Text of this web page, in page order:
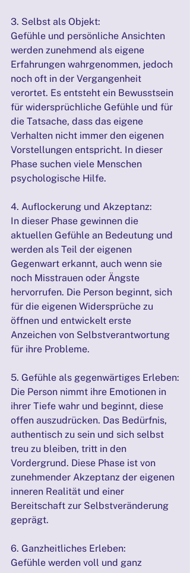
3. Selbst als Objekt:
Gefühle und persönliche Ansichten
werden zunehmend als eigene
Erfahrungen wahrgenommen, jedoch
noch oft in der Vergangenheit
verortet. Es entsteht ein Bewusstsein
für widersprüchliche Gefühle und für
die Tatsache, dass das eigene
Verhalten nicht immer den eigenen
Vorstellungen entspricht. In dieser
Phase suchen viele Menschen
psychologische Hilfe.
4. Auflockerung und Akzeptanz:
In dieser Phase gewinnen die
aktuellen Gefühle an Bedeutung und
werden als Teil der eigenen
Gegenwart erkannt, auch wenn sie
noch Misstrauen oder Ängste
hervorrufen. Die Person beginnt, sich
für die eigenen Widersprüche zu
öffnen und entwickelt erste
Anzeichen von Selbstverantwortung
für ihre Probleme.
5. Gefühle als gegenwärtiges Erleben:
Die Person nimmt ihre Emotionen in
ihrer Tiefe wahr und beginnt, diese
offen auszudrücken. Das Bedürfnis,
authentisch zu sein und sich selbst
treu zu bleiben, tritt in den
Vordergrund. Diese Phase ist von
zunehmender Akzeptanz der eigenen
inneren Realität und einer
Bereitschaft zur Selbstveränderung
geprägt.
6. Ganzheitliches Erleben:
Gefühle werden voll und ganz